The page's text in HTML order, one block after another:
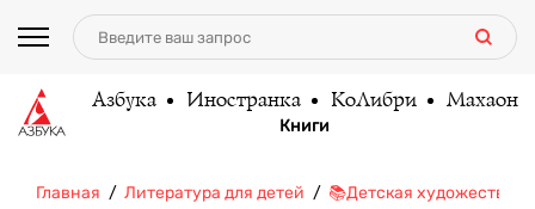
Азбука Иностранка КоЛибри Махаон
Книги
Главная Литература для детей 📚Детская